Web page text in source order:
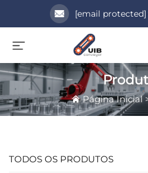
[email protected]
Página Inicial
TODOS OS PRODUTOS